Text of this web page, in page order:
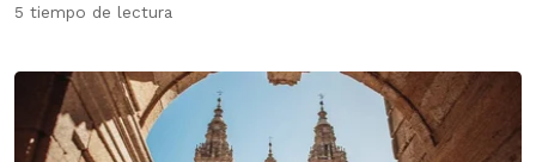
5 tiempo de lectura